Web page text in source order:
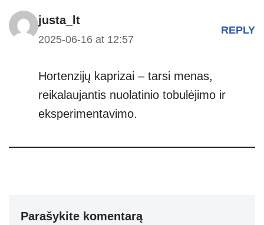
justa_lt
2025-06-16 at 12:57
REPLY
Hortenzijų kaprizai – tarsi menas,
reikalaujantis nuolatinio tobulėjimo ir
eksperimentavimo.
Parašykite komentarą